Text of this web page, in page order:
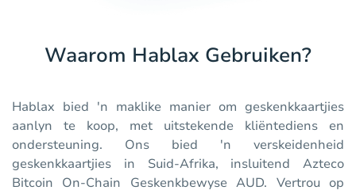
Waarom Hablax Gebruiken?
Hablax bied 'n maklike manier om geskenkkaartjies
aanlyn te koop, met uitstekende kliëntediens en
ondersteuning. Ons bied 'n verskeidenheid
geskenkkaartjies in Suid-Afrika, insluitend Azteco
Bitcoin On-Chain Geskenkbewyse AUD. Vertrou op